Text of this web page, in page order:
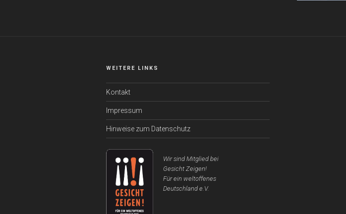
WEITERE LINKS
Kontakt
Impressum
Hinweise zum Datenschutz
Wir sind Mitglied bei
Gesicht Zeigen!
Für ein weltoffenes
Deutschland e.V.